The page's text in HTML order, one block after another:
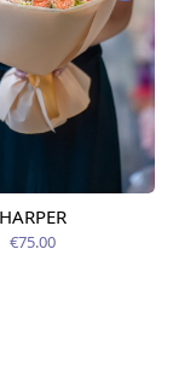
HARPER
€75.00